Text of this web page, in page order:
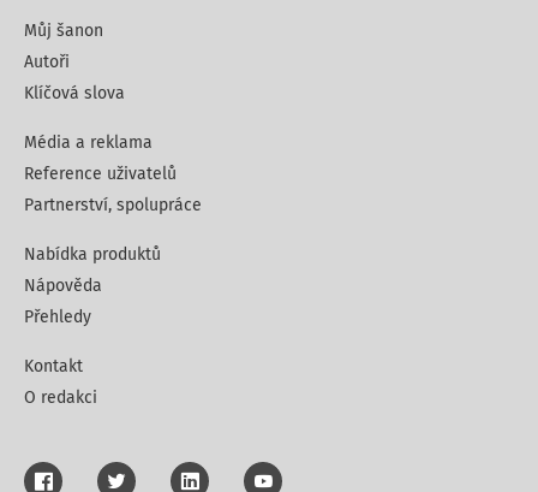
Můj šanon
Autoři
Klíčová slova
Média a reklama
Reference uživatelů
Partnerství, spolupráce
Nabídka produktů
Nápověda
Přehledy
Kontakt
O redakci